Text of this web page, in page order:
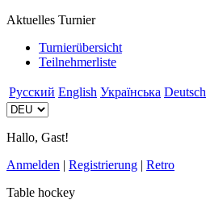
Aktuelles Turnier
Turnierübersicht
Teilnehmerliste
Русский English Українська Deutsch
Hallo, Gast!
Anmelden | Registrierung | Retro
Table hockey